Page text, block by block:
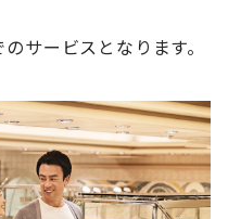
サービスとなります。